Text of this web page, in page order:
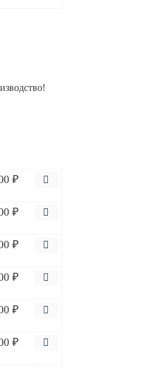
₽
₽
₽
₽
₽
₽